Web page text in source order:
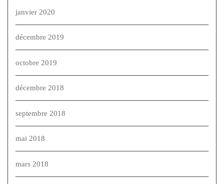
janvier 2020
décembre 2019
octobre 2019
décembre 2018
septembre 2018
mai 2018
mars 2018